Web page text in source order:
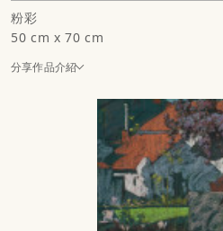
粉彩
50 cm x 70 cm
分享作品介紹